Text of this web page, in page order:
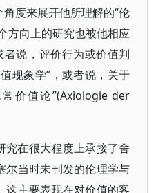
度来展开他所理解的“伦
方向上的研究也被他相应
者说，评价行为或价值判
现象学”，或者说，关于
价值论”(Axiologie der
究在很大程度上承接了舍
尔当时未刊发的伦理学与
这主要表现在对价值的客